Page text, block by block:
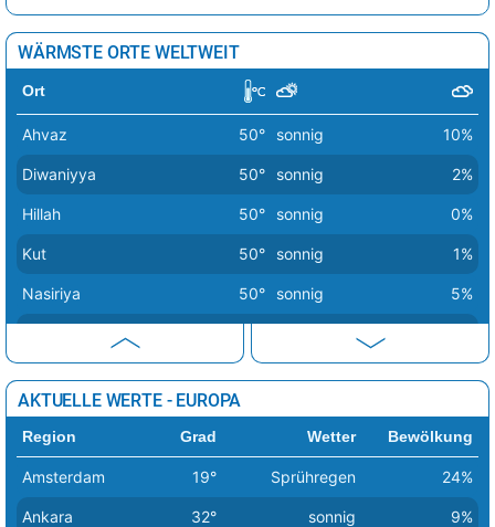
WÄRMSTE ORTE WELTWEIT
Ort
Ahvaz 50° sonnig 10%
Diwaniyya 50° sonnig 2%
Hillah 50° sonnig 0%
Kut 50° sonnig 1%
Nasiriya 50° sonnig 5%
Abadan 49° sonnig 6%
Bagdad 49° sonnig 1%
sonnig
AKTUELLE WERTE - EUROPA
Region Grad Wetter Bewölkung
Amsterdam 19° Sprühregen 24%
Ankara 32° sonnig 9%